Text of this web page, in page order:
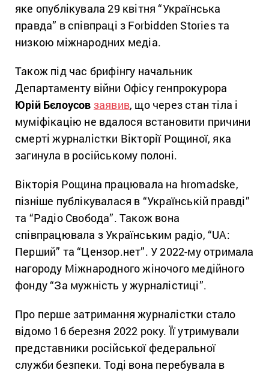
яке опублікувала 29 квітня “Українська
правда” в співпраці з Forbidden Stories та
низкою міжнародних медіа.
Також під час брифінгу начальник
Департаменту війни Офісу генпрокурора
Юрій Бєлоусов заявив, що через стан тіла і
муміфікацію не вдалося встановити причини
смерті журналістки Вікторії Рощиної, яка
загинула в російському полоні.
Вікторія Рощина працювала на hromadske,
пізніше публікувалася в “Українській правді”
та “Радіо Свобода”. Також вона
співпрацювала з Українським радіо, “UA:
Перший” та “Цензор.нет”. У 2022-му отримала
нагороду Міжнародного жіночого медійного
фонду “За мужність у журналістиці”.
Про перше затримання журналістки стало
відомо 16 березня 2022 року. Її утримували
представники російської федеральної
служби безпеки. Тоді вона перебувала в